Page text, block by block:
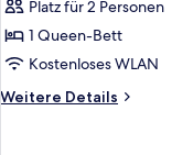
Doppelzimmer,
barrierearm
anzeigen
Platz für 2 Personen
1 Queen-Bett
Kostenloses WLAN
Weitere Details
Weitere